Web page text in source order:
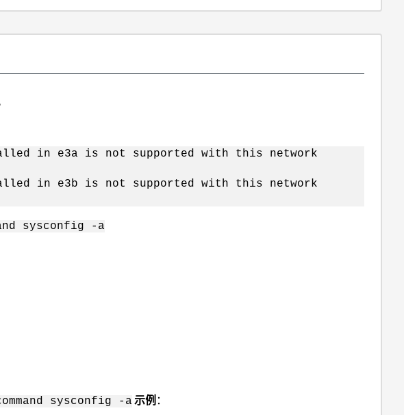
in e3a is not supported with this network
in e3b is not supported with this network
sysconfig -a
sysconfig -a 示例 ：